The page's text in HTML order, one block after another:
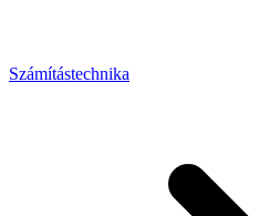
Számítástechnika